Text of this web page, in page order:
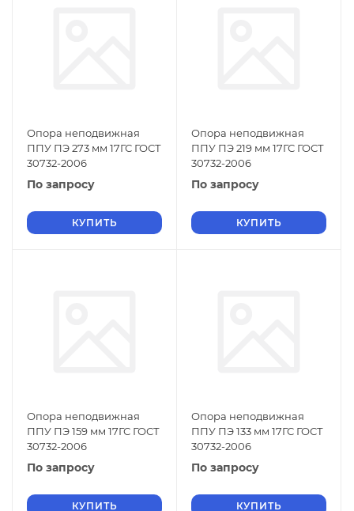
Опора неподвижная
ППУ ПЭ 273 мм 17ГС ГОСТ
30732-2006
По запросу
КУПИТЬ
Опора неподвижная
ППУ ПЭ 219 мм 17ГС ГОСТ
30732-2006
По запросу
КУПИТЬ
Опора неподвижная
ППУ ПЭ 159 мм 17ГС ГОСТ
30732-2006
По запросу
КУПИТЬ
Опора неподвижная
ППУ ПЭ 133 мм 17ГС ГОСТ
30732-2006
По запросу
КУПИТЬ